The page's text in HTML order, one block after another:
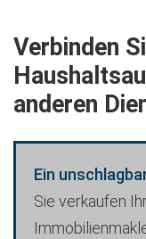
Verbinden
anderen
Ein
Sie verkaufen